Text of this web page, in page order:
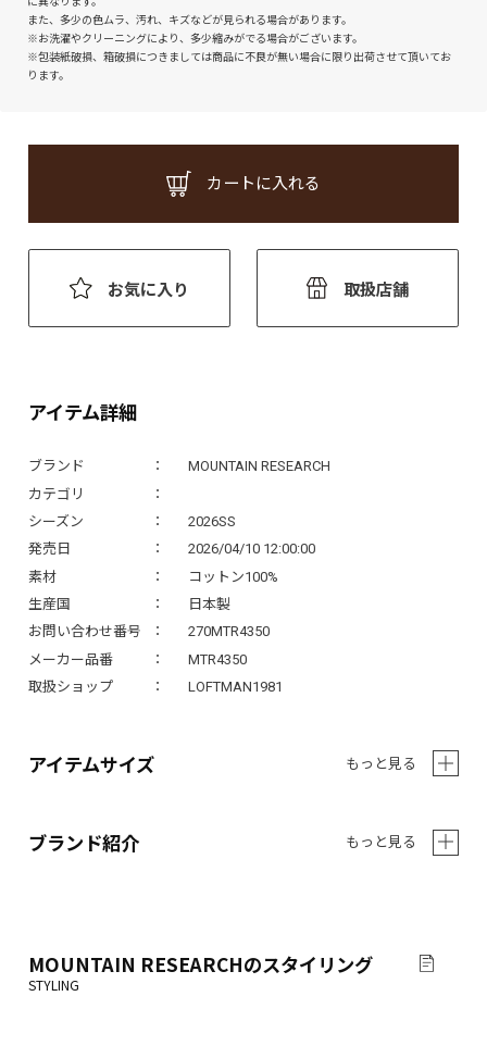
また、多少の色ムラ、汚れ、キズなどが見られる場合があります。
※お洗濯やクリーニングにより、多少縮みがでる場合がございます。
※包装紙破損、箱破損につきましては商品に不良が無い場合に限り出荷させて頂いてお
ります。
カートに入れる
お気に入り 取扱店舗
アイテム詳細
ブランド
MOUNTAIN RESEARCH
カテゴリ
シーズン
2026SS
発売日
2026/04/10 12:00:00
素材
コットン100%
生産国
日本製
お問い合わせ番号
270MTR4350
メーカー品番
MTR4350
取扱ショップ
LOFTMAN1981
アイテムサイズ もっと見る
ブランド紹介 もっと見る
MOUNTAIN RESEARCHのスタイリング